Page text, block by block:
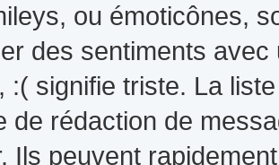
ou émoticônes,
des sentiments
:( signifie triste. La
de rédaction de
Ils peuvent